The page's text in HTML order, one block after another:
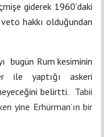
giderek 1960’daki
veto hakkı olduğundan
bugün Rum kesiminin
ile yaptığı askeri
belirtti. Tabii
yine Erhürman’ın bir